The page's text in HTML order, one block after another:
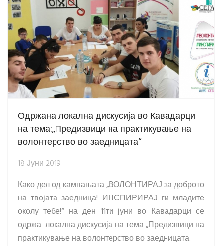
Одржана локална дискусија во Кавадарци
на тема:„Предизвици на практикување на
волонтерство во заедницата“
18 Јуни 2019
Како дел од кампањата „ВОЛОНТИРАЈ за доброто
на твојата заедница! ИНСПИРИРАЈ ги младите
околу тебе!“ на ден 11ти јуни во Кавадарци се
одржа локална дискусија на тема „Предизвици на
практикување на волонтерство во заедницата.